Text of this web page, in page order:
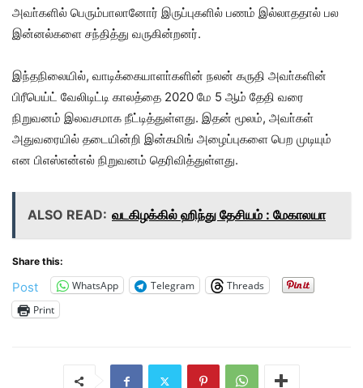
அவா்களில் பெரும்பாலானோர் இருப்புகளில் பணம் இல்லாததால் பல
இன்னல்களை சந்தித்து வருகின்றனர்.
இந்தநிலையில், வாடிக்கையாளா்களின் நலன் கருதி அவா்களின்
பிரீபெய்ட் வேலிடிட்டி காலத்தை 2020 மே 5 ஆம் தேதி வரை
நிறுவனம் இலவசமாக நீட்டித்துள்ளது. இதன் மூலம், அவா்கள்
அதுவரையில் தடையின்றி இன்கமிங் அழைப்புகளை பெற முடியும்
என பிஎஸ்என்எல் நிறுவனம் தெரிவித்துள்ளது.
ALSO READ: வடகிழக்கில் ஹிந்து தேசியம் : மேகாலயா
Share this:
Post WhatsApp Telegram
Threads
Print